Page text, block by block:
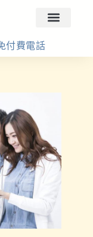
付費電話